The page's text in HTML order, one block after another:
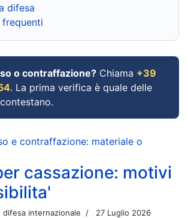
difesa
frequenti
o contraffazione? Chiama +39
. La prima verifica è quale delle
e contraffazione: materiale o
cassazione: motivi
internazionale 27 Luglio 2026